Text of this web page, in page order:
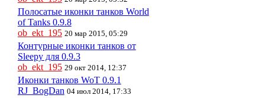
Полосатые иконки танков World
of Tanks 0.9.8
ob_ekt_195 20 мар 2015, 05:29
Контурные иконки танков от
Sleepy для 0.9.3
ob_ekt_195 29 окт 2014, 12:37
Иконки танков WoT 0.9.1
RJ_BogDan 04 июл 2014, 17:33